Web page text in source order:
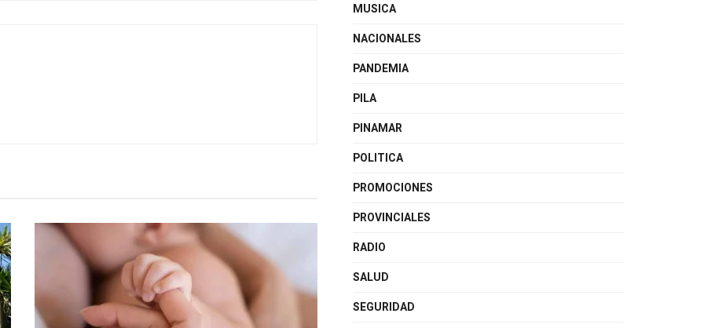
MUSICA
NACIONALES
PANDEMIA
PILA
PINAMAR
POLITICA
PROMOCIONES
PROVINCIALES
RADIO
SALUD
SEGURIDAD